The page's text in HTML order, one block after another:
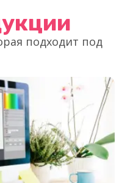
подходит под